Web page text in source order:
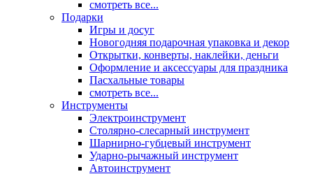
смотреть все...
Подарки
Игры и досуг
Новогодняя подарочная упаковка и декор
Открытки, конверты, наклейки, деньги
Оформление и аксессуары для праздника
Пасхальные товары
смотреть все...
Инструменты
Электроинструмент
Столярно-слесарный инструмент
Шарнирно-губцевый инструмент
Ударно-рычажный инструмент
Автоинструмент